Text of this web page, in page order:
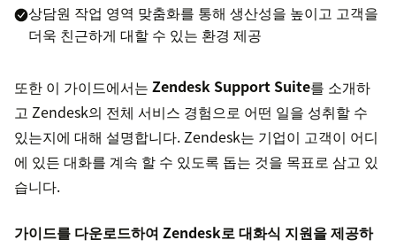
상담원 작업 영역 맞춤화를 통해 생산성을 높이고 고객을
더욱 친근하게 대할 수 있는 환경 제공
또한 이 가이드에서는 Zendesk Support Suite를 소개하
고 Zendesk의 전체 서비스 경험으로 어떤 일을 성취할 수
있는지에 대해 설명합니다. Zendesk는 기업이 고객이 어디
에 있든 대화를 계속 할 수 있도록 돕는 것을 목표로 삼고 있
습니다.
가이드를 다운로드하여 Zendesk로 대화식 지원을 제공하